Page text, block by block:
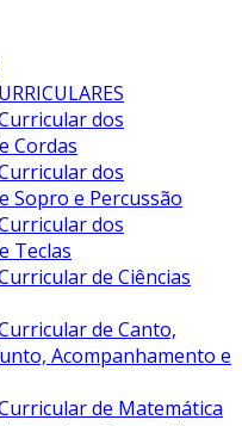
dos
Cordas
dos
Sopro e Percussão
dos
Teclas
de Ciências
de Canto,
Acompanhamento e
de Matemática